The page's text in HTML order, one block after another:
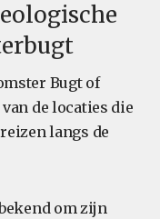
Bugt of
de locaties die
langs de
om zijn